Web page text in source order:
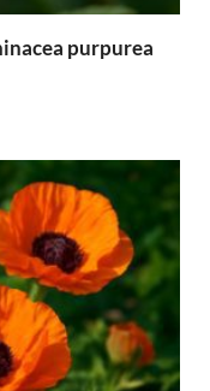
purpurea